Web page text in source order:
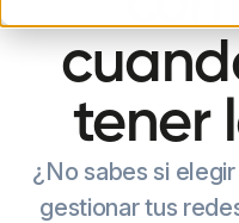
tener
¿No sabes si
gestionar tus